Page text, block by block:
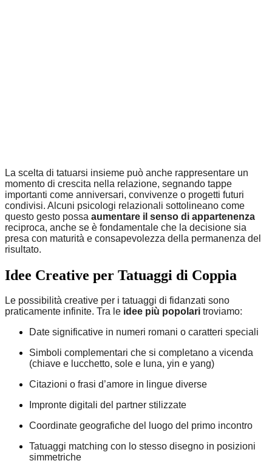
La scelta di tatuarsi insieme può anche rappresentare un
momento di crescita nella relazione, segnando tappe
importanti come anniversari, convivenze o progetti futuri
condivisi. Alcuni psicologi relazionali sottolineano come
questo gesto possa aumentare il senso di appartenenza
reciproca, anche se è fondamentale che la decisione sia
presa con maturità e consapevolezza della permanenza del
risultato.
Idee Creative per Tatuaggi di Coppia
Le possibilità creative per i tatuaggi di fidanzati sono
praticamente infinite. Tra le idee più popolari troviamo:
Date significative in numeri romani o caratteri speciali
Simboli complementari che si completano a vicenda
(chiave e lucchetto, sole e luna, yin e yang)
Citazioni o frasi d’amore in lingue diverse
Impronte digitali del partner stilizzate
Coordinate geografiche del luogo del primo incontro
Tatuaggi matching con lo stesso disegno in posizioni
simmetriche